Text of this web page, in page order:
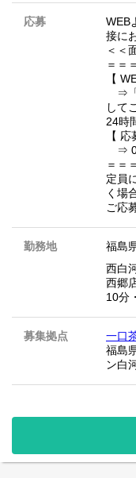
応募
WEB
接に
＜＜
＝＝
【
⇒「
して
24時
【
⇒
＝＝
定員
く場
ご応
勤務地
福島
西白
西郷
10分
募集拠点
一口
福島
ン白